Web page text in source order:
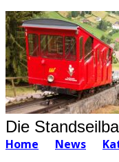
Die
Home News